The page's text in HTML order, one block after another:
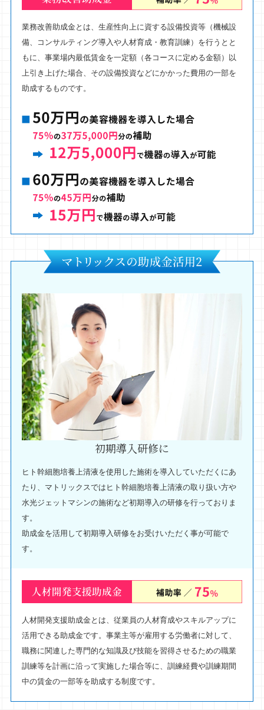
業務改善助成金とは、生産性向上に資する設備投資等（機械設
備、コンサルティング導入や人材育成・教育訓練）を行うとと
もに、事業場内最低賃金を一定額（各コースに定める金額）以
上引き上げた場合、その設備投資などにかかった費用の一部を
助成するものです。
初期導入研修に
ヒト幹細胞培養上清液を使用した施術を導入していただくにあ
たり、マトリックスではヒト幹細胞培養上清液の取り扱い方や
水光ジェットマシンの施術など初期導入の研修を行っておりま
す。
助成金を活用して初期導入研修をお受けいただく事が可能で
す。
人材開発支援助成金とは、従業員の人材育成やスキルアップに
活用できる助成金です。事業主等が雇用する労働者に対して、
職務に関連した専門的な知識及び技能を習得させるための職業
訓練等を計画に沿って実施した場合等に、訓練経費や訓練期間
中の賃金の一部等を助成する制度です。